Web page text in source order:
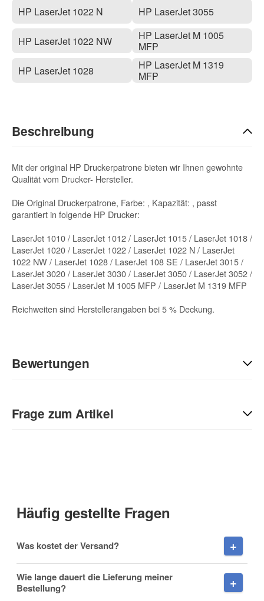
HP LaserJet 1022 N
HP LaserJet 1022 NW
HP LaserJet 1028
HP LaserJet 3055
HP LaserJet M 1005
MFP
HP LaserJet M 1319
MFP
Beschreibung
Mit der original HP Druckerpatrone bieten wir Ihnen gewohnte
Qualität vom Drucker- Hersteller.
Die Original Druckerpatrone, Farbe: , Kapazität: , passt
garantiert in folgende HP Drucker:
LaserJet 1010 / LaserJet 1012 / LaserJet 1015 / LaserJet 1018 /
LaserJet 1020 / LaserJet 1022 / LaserJet 1022 N / LaserJet
1022 NW / LaserJet 1028 / LaserJet 108 SE / LaserJet 3015 /
LaserJet 3020 / LaserJet 3030 / LaserJet 3050 / LaserJet 3052 /
LaserJet 3055 / LaserJet M 1005 MFP / LaserJet M 1319 MFP
Reichweiten sind Herstellerangaben bei 5 % Deckung.
Bewertungen
Sie Anderen bei der Kaufentscheidung:
Frage zum Artikel
Nachname
Häufig gestellte Fragen
Was kostet der Versand?
Wie lange dauert die Lieferung meiner
Bestellung?